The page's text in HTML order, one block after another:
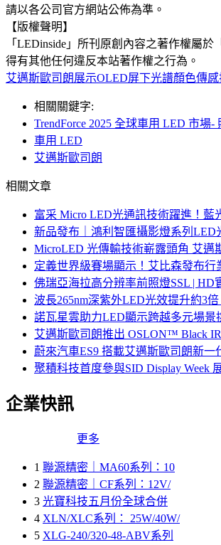
請以各公司官方網站公佈為準。
【版權聲明】
「LEDinside」所刊原創內容之著作權屬
得有其他任何違反本站著作權之行為。
艾邁斯歐司朗展示OLED屏下光譜顏色傳
相關關鍵字:
TrendForce 2025 全球車用 LED 市場
車用 LED
艾邁斯歐司朗
相關文章
富采 Micro LED光通訊技術躍進！藍
新品發布｜鴻利智匯攝影燈系列LED
MicroLED 光傳輸技術嶄露頭角 艾
定義世界級賽場顯示！艾比森發布行
佛瑞亞海拉高分辨率前照燈SSL | HD
波長265nm深紫外LED光效提升約3
諾瓦星雲助力LED顯示跨越多元場景
艾邁斯歐司朗推出 OSLON™ Black
蔚來汽車ES9 搭載艾邁斯歐司朗新一
聚積科技首度參與SID Display Week
企業快訊
更多
1 聯源精密｜MA60系列：10
2 聯源精密｜CF系列：12V/
3 光寶科技五月份全球合併
4 XLN/XLC系列： 25W/40W/
5 XLG-240/320-48-ABV系列